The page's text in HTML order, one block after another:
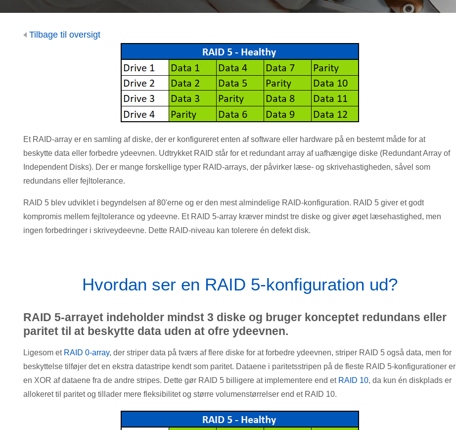
Tilbage til oversigt
Et RAID-array er en samling af diske, der er konfigureret enten af ​​software eller hardware på en bestemt måde for at
beskytte data eller forbedre ydeevnen. Udtrykket RAID står for et redundant array af uafhængige diske (Redundant Array of
Independent Disks). Der er mange forskellige typer RAID-arrays, der påvirker læse- og skrivehastigheden, såvel som
redundans eller fejltolerance.
RAID 5 blev udviklet i begyndelsen af ​​80'erne og er den mest almindelige RAID-konfiguration. RAID 5 giver et godt
kompromis mellem fejltolerance og ydeevne. Et RAID 5-array kræver mindst tre diske og giver øget læsehastighed, men
ingen forbedringer i skriveydeevne. Dette RAID-niveau kan tolerere én defekt disk.
Hvordan ser en RAID 5-konfiguration ud?
RAID 5-arrayet indeholder mindst 3 diske og bruger konceptet redundans eller
paritet til at beskytte data uden at ofre ydeevnen.
Ligesom et RAID 0-array, der striper data på tværs af flere diske for at forbedre ydeevnen, striper RAID 5 også data, men for
beskyttelse tilføjer det en ekstra datastripe kendt som paritet. Dataene i paritetsstripen på de fleste RAID 5-konfigurationer er
en XOR af dataene fra de andre stripes. Dette gør RAID 5 billigere at implementere end et RAID 10, da kun én diskplads er
allokeret til paritet og tillader mere fleksibilitet og større volumenstørrelser end et RAID 10.